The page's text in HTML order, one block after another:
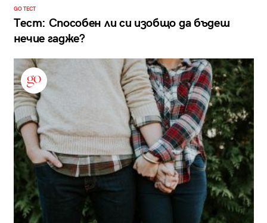
GO ТЕСТ
Тест: Способен ли си изобщо да бъдеш
нечие гадже?